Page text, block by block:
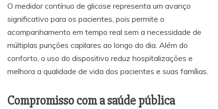
O medidor contínuo de glicose representa um avanço
significativo para os pacientes, pois permite o
acompanhamento em tempo real sem a necessidade de
múltiplas punções capilares ao longo do dia. Além do
conforto, o uso do dispositivo reduz hospitalizações e
melhora a qualidade de vida dos pacientes e suas famílias.
Compromisso com a saúde pública